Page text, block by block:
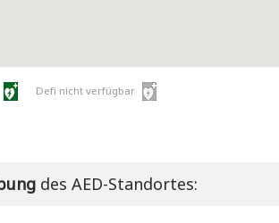
Defi nicht verfügbar
des AED-Standortes: